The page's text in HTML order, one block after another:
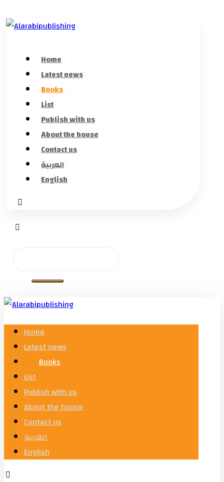
Home
Latest news
Books
List
Publish with us
About the house
Contact us
العربية
English
Home
Latest news
Books
List
Publish with us
About the house
Contact us
العربية
English